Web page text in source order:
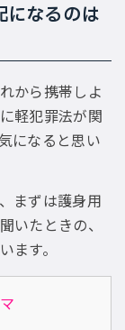
になるのは
から携帯しよ
軽犯罪法が関
になると思い
まずは護身用
いたときの、
ます。